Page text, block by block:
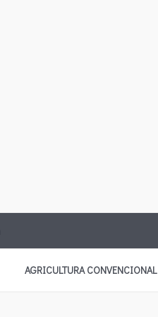
AGRICULTURA CONVENCIONAL